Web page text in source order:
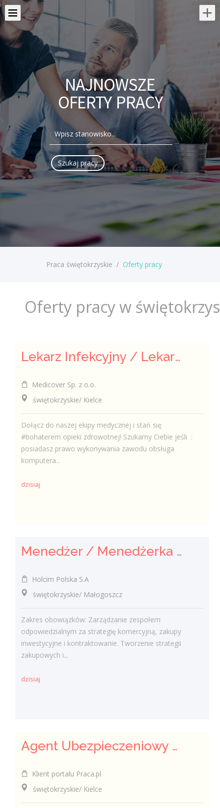
NAJNOWSZE
OFERTY PRACY
Praca świętokrzyskie / Oferty pracy
Oferty pracy w
Lekarz Infekcyjny / Lekarka Infekcyjna
Medicover Sp. z o.o.
świętokrzyskie/ Kielce
Dołącz do naszej ekipy medycznej i stań się
#bohaterem opieki zdrowotnej! Szukamy Ciebie jeśli ​ :
posiadasz prawo wykonywania zawodu obsługa
komputera...
dzisiaj
Menedżer / Menedżerka Zespołu Strategii Komercyjnej i Kontraktowania
Holcim Polska S.A
świętokrzyskie/ Małogoszcz
Zakres obowiązków: Zarządzanie zespołem
odpowiedzialnym za strategię komercyjną, zakupy
inwestycyjne i kontraktowanie. Tworzenie strategii
zakupowych i...
dzisiaj
Agent Ubezpieczeniowy / Agentka Ubezpieczeniowa
Klient portalu Praca.pl
świętokrzyskie/ Kielce